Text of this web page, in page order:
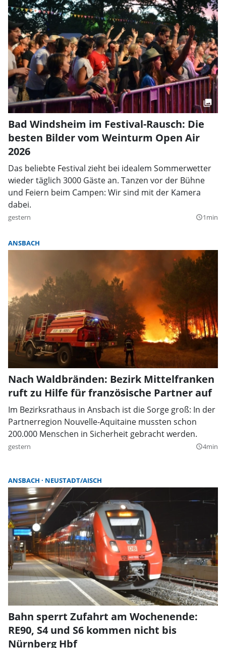
Bad Windsheim im Festival-Rausch: Die
besten Bilder vom Weinturm Open Air
2026
Das beliebte Festival zieht bei idealem Sommerwetter
wieder täglich 3000 Gäste an. Tanzen vor der Bühne
und Feiern beim Campen: Wir sind mit der Kamera
dabei.
gestern query_builder1min
ANSBACH
Nach Waldbränden: Bezirk Mittelfranken
ruft zu Hilfe für französische Partner auf
Im Bezirksrathaus in Ansbach ist die Sorge groß: In der
Partnerregion Nouvelle-Aquitaine mussten schon
200.000 Menschen in Sicherheit gebracht werden.
gestern query_builder4min
ANSBACH NEUSTADT/AISCH
Bahn sperrt Zufahrt am Wochenende:
RE90, S4 und S6 kommen nicht bis
Nürnberg Hbf